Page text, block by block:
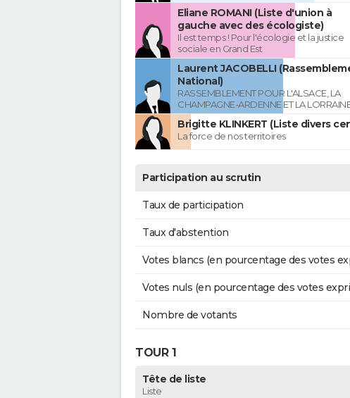
Eliane ROMANI (Liste d'union à
gauche avec des écologiste)
Il est temps ! Pour l'écologie et la justice
sociale en Grand Est
Laurent JACOBELLI
National)
RASSEMBLEMENT POUR L'ALSACE, LA
CHAMPAGNE-ARDENNE ET LA
Brigitte KLINKERT (Liste divers
La force de nos territoires
Participation au scrutin
Taux de participation
Taux d'abstention
Votes blancs (en pourcentage des votes
Votes nuls (en pourcentage des votes
Nombre de votants
TOUR 1
Tête de liste
Liste